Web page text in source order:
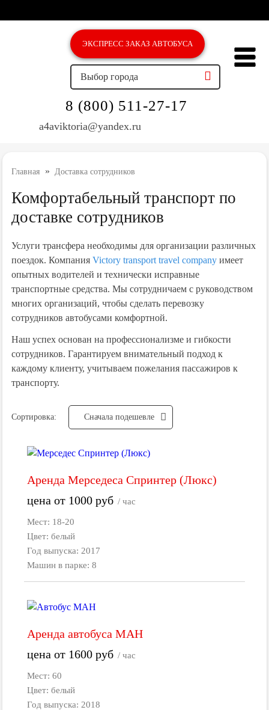
ЭКСПРЕСС ЗAКАЗ АВТОБУСА
Выбор города
8 (800) 511-27-17
a4aviktoria@yandex.ru
Главная » Доставка сотрудников
Комфортабельный транспорт по
доставке сотрудников
Услуги трансфера необходимы для организации различных
поездок. КомпанияVictory transport travel company имеет
опытных водителей и технически исправные
транспортные средства. Мы сотрудничаем с руководством
многих организаций, чтобы сделать перевозку
сотрудников автобусами комфортной.
Наш успех основан на профессионализме и гибкости
сотрудников. Гарантируем внимательный подход к
каждому клиенту, учитываем пожелания пассажиров к
транспорту.
Сортировка: Cначала подешевле
Аренда Мерседеса Спринтер (Люкс)
цена от 1000руб / час
Мест: 18-20
Цвет: белый
Год выпуска: 2017
Машин в парке: 8
Аренда автобуса МАН
цена от 1600руб / час
Мест: 60
Цвет: белый
Год выпуска: 2018